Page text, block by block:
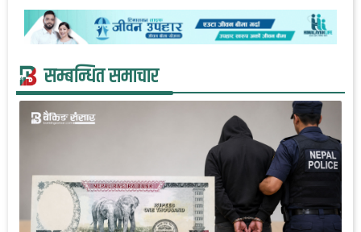
सम्बन्धित समाचार